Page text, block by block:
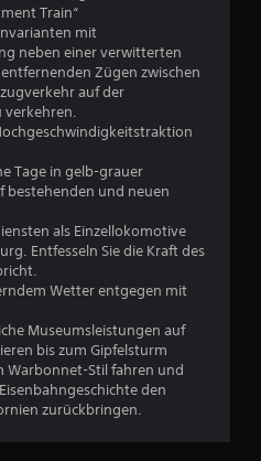
e
w
e
t
u
g
Train“
mit
neben einer verwitterten
Zügen zwischen
auf der
verkehren.
Tage in gelb-grauer
bestehenden und neuen
als Einzellokomotive
Entfesseln Sie die Kraft des
Wetter entgegen mit
Museumsleistungen auf
bis zum Gipfelsturm
Warbonnet-Stil fahren und
den
zurückbringen.